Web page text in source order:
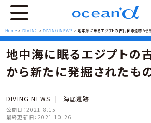
Home > DIVING >DIVING NEWS > 地中海に眠るエジプトの古代都市遺跡か
地中海に眠るエジプトの
から新たに発掘されたも
DIVING NEWS | 海底遺跡
公開日： 2021.8.15
最終更新日： 2021.10.26